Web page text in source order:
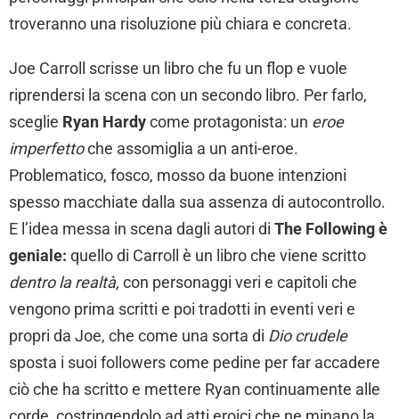
troveranno una risoluzione più chiara e concreta.
Joe Carroll scrisse un libro che fu un flop e vuole
riprendersi la scena con un secondo libro. Per farlo,
sceglie Ryan Hardycome protagonista: un eroe
imperfettoche assomiglia a un anti-eroe.
Problematico, fosco, mosso da buone intenzioni
spesso macchiate dalla sua assenza di autocontrollo.
E l’idea messa in scena dagli autori di The Following è
geniale: quello di Carroll è un libro che viene scritto
dentro la realtà, con personaggi veri e capitoli che
vengono prima scritti e poi tradotti in eventi veri e
propri da Joe, che come una sorta di Dio crudele
sposta i suoi followers come pedine per far accadere
ciò che ha scritto e mettere Ryan continuamente alle